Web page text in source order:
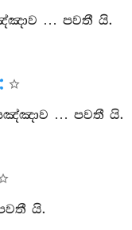
… පවතී යි.
… පවතී යි.
යි.